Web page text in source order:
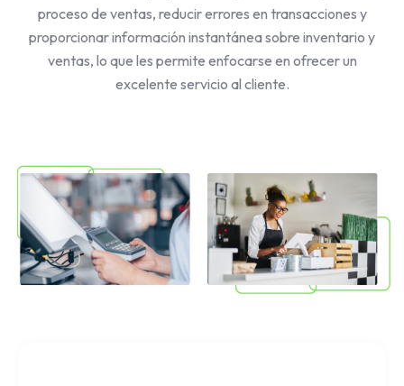
proceso de ventas, reducir errores en transacciones y
proporcionar información instantánea sobre inventario y
ventas, lo que les permite enfocarse en ofrecer un
excelente servicio al cliente.